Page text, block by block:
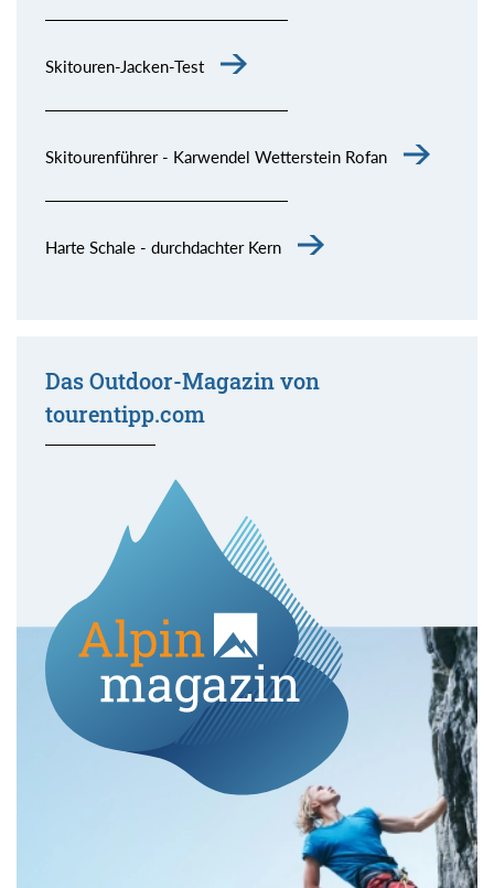
Skitouren-Jacken-Test
Skitourenführer - Karwendel Wetterstein Rofan
Harte Schale - durchdachter Kern
Das Outdoor-Magazin von
tourentipp.com